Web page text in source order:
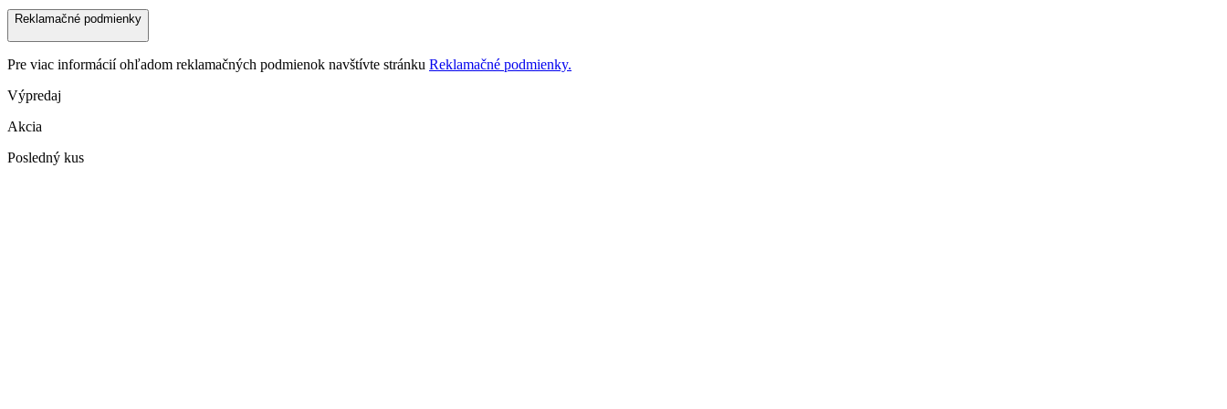
Reklamačné podmienky
Pre viac informácií ohľadom reklamačných podmienok navštívte stránku Reklamačné podmienky.
Výpredaj
Akcia
Posledný kus